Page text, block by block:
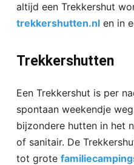
altijd een Trekkershut
trekkershutten.nl en in
Trekkershutten
Een Trekkershut is per
spontaan weekendje
bijzondere hutten in het
of sanitair. De
tot grote